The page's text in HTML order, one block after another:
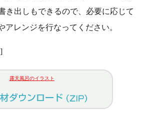
き出しもできるので、必要に応じて
アレンジを行なってください。
露天風呂のイラスト